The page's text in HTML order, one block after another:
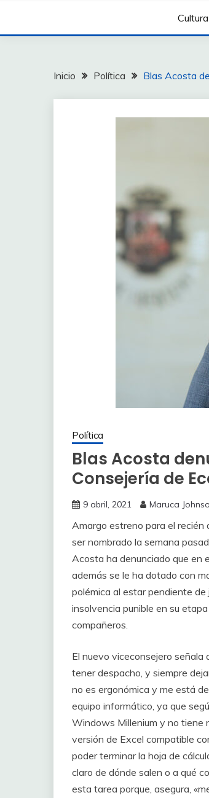
Cultura
Inicio Política Blas Acosta
Política
Blas Acosta
Consejería de
9 abril, 2021 Maruca
Amargo estreno para el recién
ser nombrado la semana
Acosta ha denunciado que en
además se le ha dotado con
polémica al estar pendiente
insolvencia punible en su
compañeros.
El nuevo viceconsejero señala
tener despacho, y siempre
no es ergonómica y me está
equipo informático, ya que
Windows Millenium y no tiene
versión de Excel compatible
poder terminar la hoja de
claro de dónde salen o a qué
esta tarea porque, asegura,